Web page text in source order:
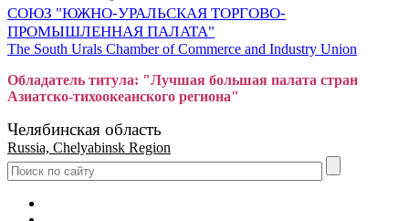
СОЮЗ "ЮЖНО-УРАЛЬСКАЯ ТОРГОВО-
ПРОМЫШЛЕННАЯ ПАЛАТА"
The South Urals Chamber of Commerce and Industry Union
Обладатель титула: "Лучшая большая палата стран
Азиатско-тихоокеанского региона"
Челябинская область
Russia, Chelyabinsk Region